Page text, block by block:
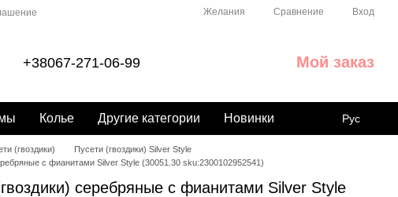
Желания Сравнение Вход
+38067-271-06-99 Мой заказ
Колье Другие категории Новинки Рус
(гвоздики)
Пусети (гвоздики) Silver Style
с фианитами Silver Style (30051.30 sku:2300102952541)
серебряные с фианитами Silver Style